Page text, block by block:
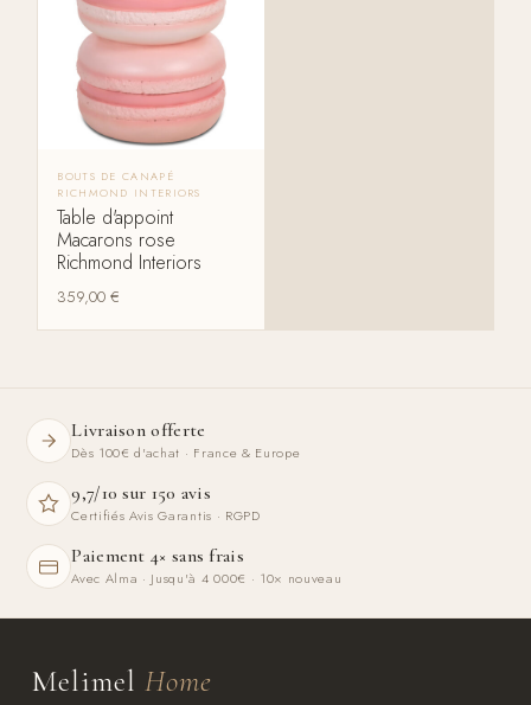
BOUTS DE CANAPÉ
RICHMOND INTERIORS
Table d'appoint
Macarons rose
Richmond Interiors
359,00€
Livraison offerte
Dès 100€ d'achat · France & Europe
9,7/10 sur 150 avis
Certifiés Avis Garantis · RGPD
Paiement 4× sans frais
Avec Alma · Jusqu'à 4 000€ · 10× nouveau
Melimel Home